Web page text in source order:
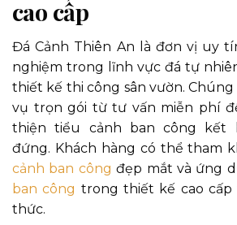
cao cấp
Đá Cảnh Thiên An là đơn vị uy
nghiệm trong lĩnh vực đá tự
thiết kế thi công sân vườn.
vụ trọn gói từ tư vấn miễn phí
thiện tiểu cảnh ban công kết
đứng. Khách hàng có thể tham
cảnh ban công đẹp mắt và ứng
ban công trong thiết kế cao cấp
thức.